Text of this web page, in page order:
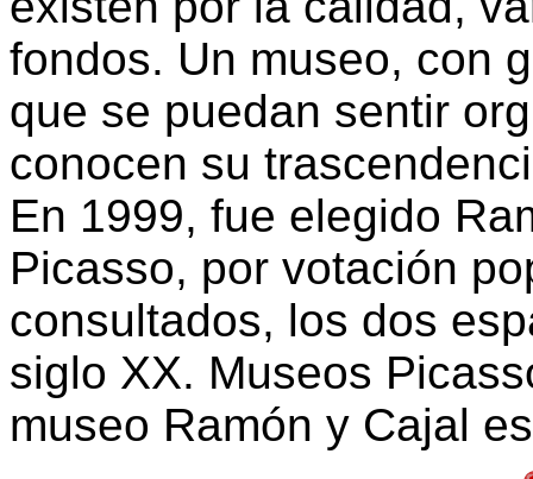
fondos. Un museo, con
que se puedan sentir
conocen su
En 1999, fue elegido
Picasso, por votación
consultados, los dos
siglo XX. Museos
museo Ramón y Cajal